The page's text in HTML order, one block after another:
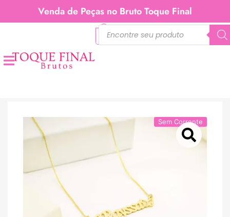
Venda de Peças no Bruto Toque Final
Sem Corrente